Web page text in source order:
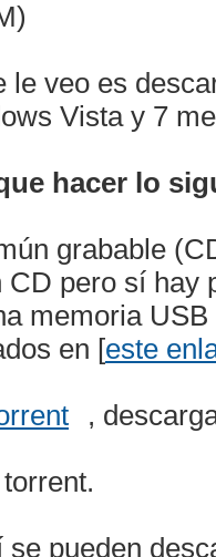
le veo es
Vista y 7
hacer lo
grabable
CD pero sí hay
memoria
en [este
,
se pueden